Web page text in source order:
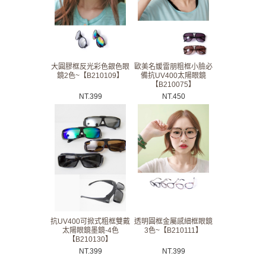
大圓膠框反光彩色銀色眼
鏡2色~【B210109】
NT.399
歐美名媛雷朋粗框小臉必
備抗UV400太陽眼鏡
【B210075】
NT.450
抗UV400可掀式粗框雙戴
太陽眼鏡墨鏡-4色
【B210130】
NT.399
透明圓框金屬感細框眼鏡
3色~【B210111】
NT.399